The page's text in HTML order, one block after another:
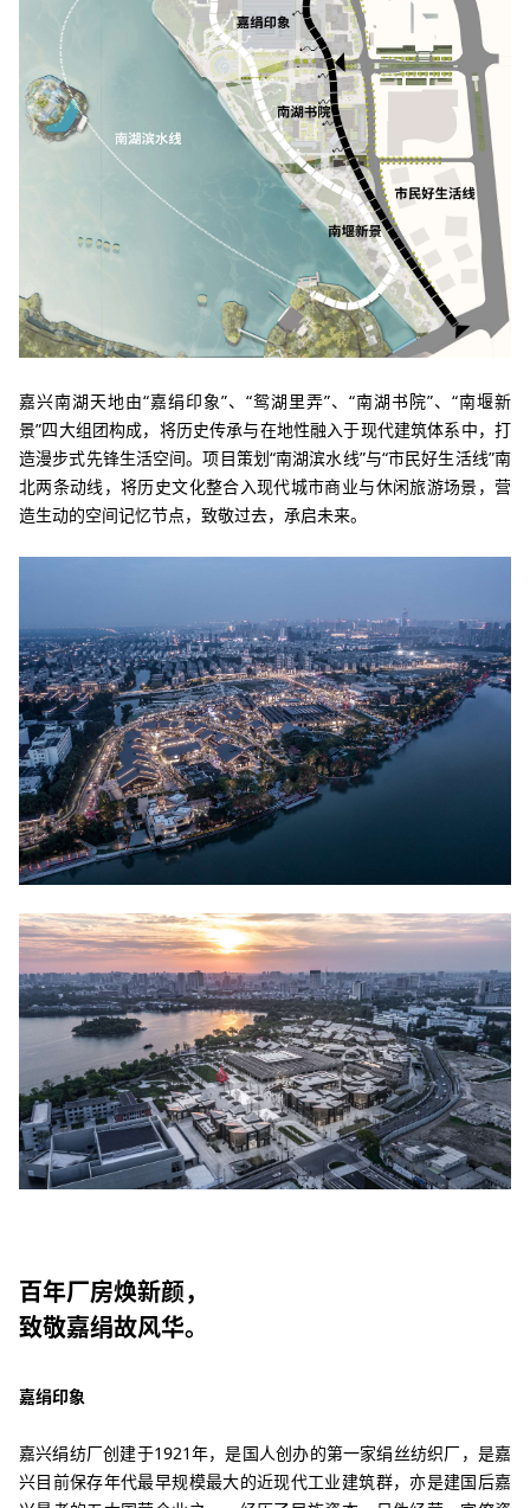
嘉兴南湖天地由“嘉绢印象”、“鸳湖里弄”、“南湖书院”、“南堰新
景”四大组团构成，将历史传承与在地性融入于现代建筑体系中，打
造漫步式先锋生活空间。项目策划“南湖滨水线”与“市民好生活线”南
北两条动线，将历史文化整合入现代城市商业与休闲旅游场景，营
造生动的空间记忆节点，致敬过去，承启未来。
百年厂房焕新颜，
致敬嘉绢故风华。
嘉绢印象
嘉兴绢纺厂创建于1921年，是国人创办的第一家绢丝纺织厂，是嘉
兴目前保存年代最早规模最大的近现代工业建筑群，亦是建国后嘉